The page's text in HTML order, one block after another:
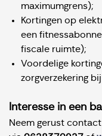
maximumgrens);
Kortingen op
een
fiscale ruimte);
Voordelige
zorgverzekering bij
Interesse in een
Neem gerust